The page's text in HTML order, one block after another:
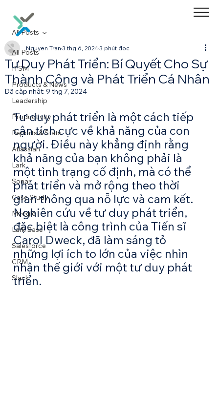
All Posts
ITSM
Products & News
Leadership
Productivity
Reports & Stats
Atlassian
Lark
Sonar
Case Study
Meegle
Lark Base
Salesforce
CRM
Slack
All Posts
Tư Duy Phát Triển: Bí Quyết Cho Sự
Thành Công và Phát Triển Cá Nhân
Nguyen Tran3 thg 6, 20243 phút đọc
Đã cập nhật: 9 thg 7, 2024
Tư duy phát triển là một cách tiếp
cận tích cực về khả năng của con
người. Điều này khẳng định rằng
khả năng của bạn không phải là
một tình trạng cố định, mà có thể
phát triển và mở rộng theo thời
gian thông qua nỗ lực và cam kết.
Nghiên cứu về tư duy phát triển,
đặc biệt là công trình của Tiến sĩ
Carol Dweck, đã làm sáng tỏ
những lợi ích to lớn của việc nhìn
nhận thế giới với một tư duy phát
triển.